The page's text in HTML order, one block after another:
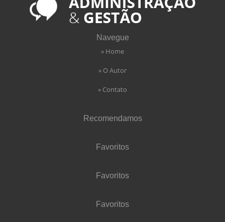
Navegue
» Home
» O Autor
» Contato
Recomendamos
Favoritos
Favoritos
Favoritos